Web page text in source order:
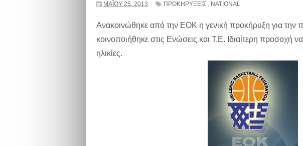
ΜΑΪ́ΟΥ 25, 2013 ΠΡΟΚΗΡΥΞΕΙΣ , NATIONAL
Ανακοινώθηκε από την ΕΟΚ η γενική προκήρυξη για την
κοινοποιήθηκε στις Ενώσεις και Τ.Ε. Ιδιαίτερη προσοχή
ηλικίες.